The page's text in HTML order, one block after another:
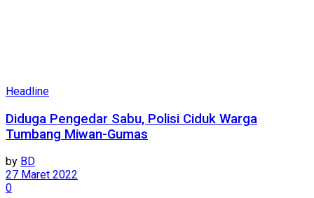
Headline
Diduga Pengedar Sabu, Polisi Ciduk Warga
Tumbang Miwan-Gumas
by BD
27 Maret 2022
0